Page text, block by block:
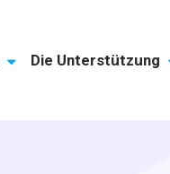
Die Unterstützung